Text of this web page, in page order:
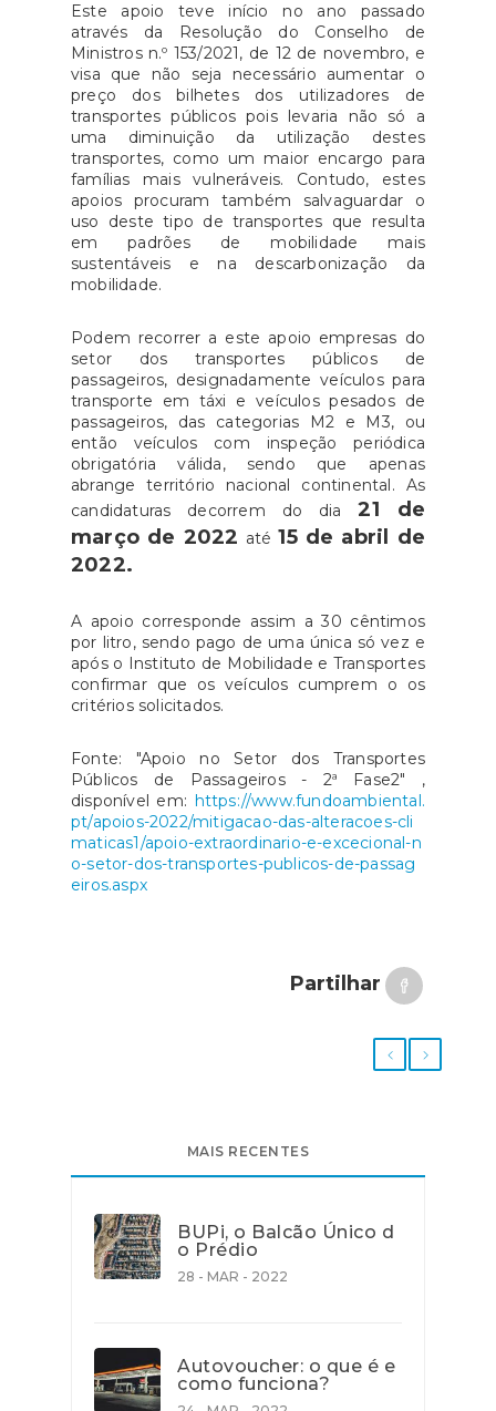
Este apoio teve início no ano passado
através da Resolução do Conselho de
Ministros n.º 153/2021, de 12 de novembro, e
visa que não seja necessário aumentar o
preço dos bilhetes dos utilizadores de
transportes públicos pois levaria não só a
uma diminuição da utilização destes
transportes, como um maior encargo para
famílias mais vulneráveis. Contudo, estes
apoios procuram também salvaguardar o
uso deste tipo de transportes que resulta
em padrões de mobilidade mais
sustentáveis e na descarbonização da
mobilidade.
Podem recorrer a este apoio empresas do
setor dos transportes públicos de
passageiros, designadamente veículos para
transporte em táxi e veículos pesados de
passageiros, das categorias M2 e M3, ou
então veículos com inspeção periódica
obrigatória válida, sendo que apenas
abrange território nacional continental. As
candidaturas decorrem do dia21 de
março de 2022 até15 de abril de
2022.
A apoio corresponde assim a 30 cêntimos
por litro, sendo pago de uma única só vez e
após o Instituto de Mobilidade e Transportes
confirmar que os veículos cumprem o os
critérios solicitados.
Fonte: "Apoio no Setor dos Transportes
Públicos de Passageiros - 2ª Fase2" ,
disponível em: https://www.fundoambiental.
pt/apoios-2022/mitigacao-das-alteracoes-cli
maticas1/apoio-extraordinario-e-excecional-n
o-setor-dos-transportes-publicos-de-passag
eiros.aspx
Partilhar
MAIS RECENTES
BUPi, o Balcão Único d
o Prédio
28 - MAR - 2022
Autovoucher: o que é e
como funciona?